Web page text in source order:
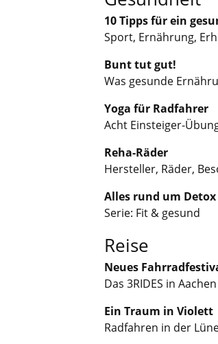
10 Tipps für ein
Sport, Ernährung,
Bunt tut gut!
Was gesunde
Yoga für Radfahrer
Acht Einsteiger-
Reha-Räder
Hersteller, Räder,
Alles rund um Detox
Serie: Fit & gesund
Reise
Neues
Das 3RIDES in
Ein Traum in Violett
Radfahren in der